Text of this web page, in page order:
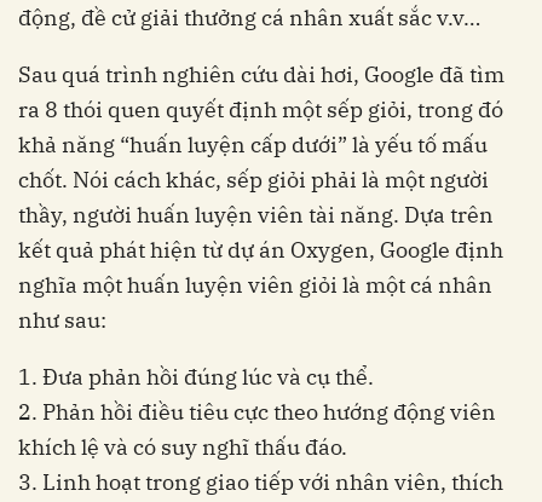
động, đề cử giải thưởng cá nhân xuất sắc v.v…
Sau quá trình nghiên cứu dài hơi, Google đã tìm
ra 8 thói quen quyết định một sếp giỏi, trong đó
khả năng “huấn luyện cấp dưới” là yếu tố mấu
chốt. Nói cách khác, sếp giỏi phải là một người
thầy, người huấn luyện viên tài năng. Dựa trên
kết quả phát hiện từ dự án Oxygen, Google định
nghĩa một huấn luyện viên giỏi là một cá nhân
như sau:
1. Đưa phản hồi đúng lúc và cụ thể.
2. Phản hồi điều tiêu cực theo hướng động viên
khích lệ và có suy nghĩ thấu đáo.
3. Linh hoạt trong giao tiếp với nhân viên, thích